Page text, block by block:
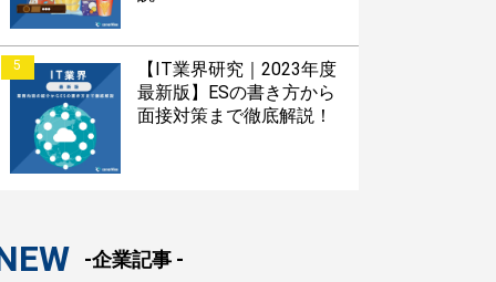
5
【IT業界研究｜2023年度
最新版】ESの書き方から
面接対策まで徹底解説！
-企業記事 -